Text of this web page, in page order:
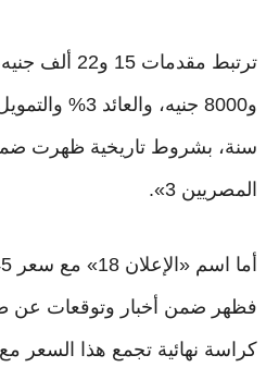
سنة، بشروط تاريخية ظهرت
المصريين 3».
فظهر ضمن أخبار وتوقعات عن
كراسة نهائية تجمع هذا السعر مع